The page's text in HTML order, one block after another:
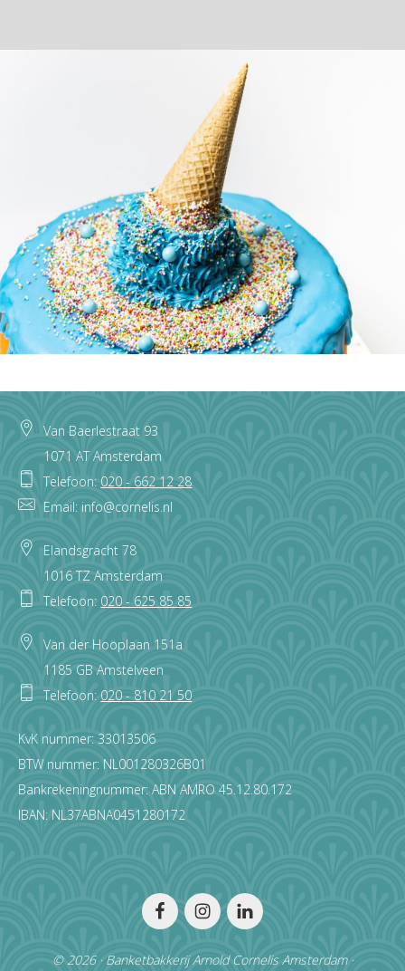
Footer
Van Baerlestraat 93
1071 AT Amsterdam
Telefoon: 020 - 662 12 28
Email: info@cornelis.nl
Elandsgracht 78
1016 TZ Amsterdam
Telefoon: 020 - 625 85 85
Van der Hooplaan 151a
1185 GB Amstelveen
Telefoon: 020 - 810 21 50
KvK nummer: 33013506
BTW nummer: NL001280326B01
Bankrekeningnummer: ABN AMRO 45.12.80.172
IBAN: NL37ABNA0451280172
© 2026 · Banketbakkerij Arnold Cornelis Amsterdam ·